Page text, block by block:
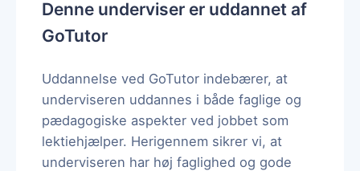
Denne underviser er uddannet af
GoTutor
Uddannelse ved GoTutor indebærer, at
underviseren uddannes i både faglige og
pædagogiske aspekter ved jobbet som
lektiehjælper. Herigennem sikrer vi, at
underviseren har høj faglighed og gode